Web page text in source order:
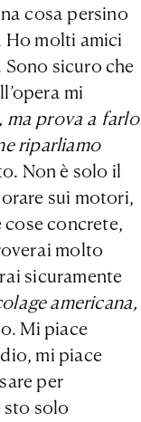
cosa persino
Ho molti amici
sicuro che
mi
ma prova a farlo
riparliamo
Non è solo il
sui motori,
cose concrete,
molto
sicuramente
americana,
Mi piace
mi piace
per
sto solo